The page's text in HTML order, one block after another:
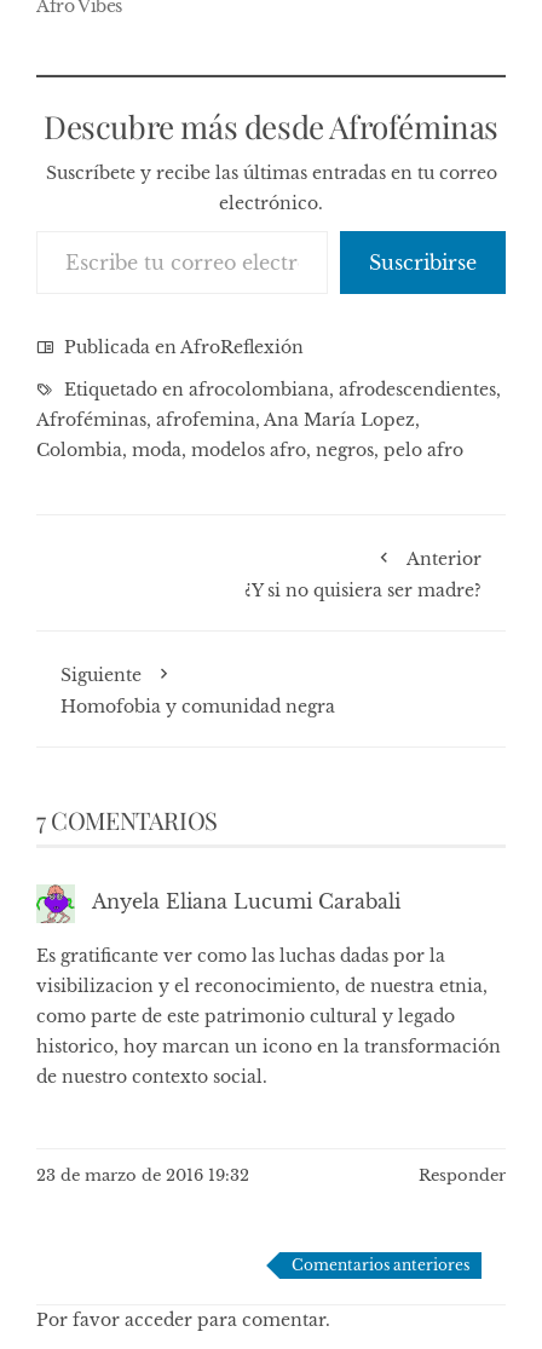
Afro Vibes
Descubre más desde Afroféminas
Suscríbete y recibe las últimas entradas en tu correo
electrónico.
Suscribirse
Publicada enAfroReflexión
Etiquetado en afrocolombiana, afrodescendientes,
Afroféminas, afrofemina, Ana María Lopez,
Colombia, moda, modelos afro, negros, pelo afro
Anterior
¿Y si no quisiera ser madre?
Siguiente
Homofobia y comunidad negra
7 COMENTARIOS
Anyela Eliana Lucumi Carabali
Es gratificante ver como las luchas dadas por la
visibilizacion y el reconocimiento, de nuestra etnia,
como parte de este patrimonio cultural y legado
historico, hoy marcan un icono en la transformación
de nuestro contexto social.
23 de marzo de 2016 19:32 Responder
Comentarios anteriores
Por favor acceder para comentar.